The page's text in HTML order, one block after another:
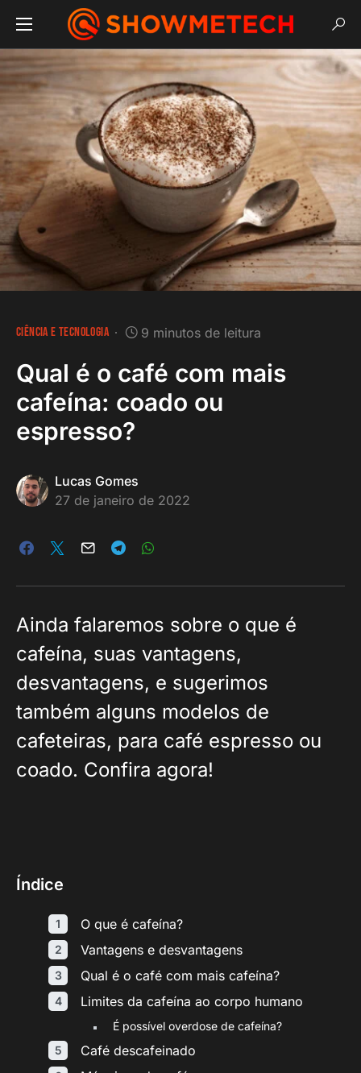
CIÊNCIA E TECNOLOGIA 9 minutos de leitura
Qual é o café com mais
cafeína: coado ou
espresso?
Lucas Gomes
27 de janeiro de 2022
Ainda falaremos sobre o que é
cafeína, suas vantagens,
desvantagens, e sugerimos
também alguns modelos de
cafeteiras, para café espresso ou
coado. Confira agora!
Índice
O que é cafeína?
Vantagens e desvantagens
Qual é o café com mais cafeína?
Limites da cafeína ao corpo humano
É possível overdose de cafeína?
Café descafeinado